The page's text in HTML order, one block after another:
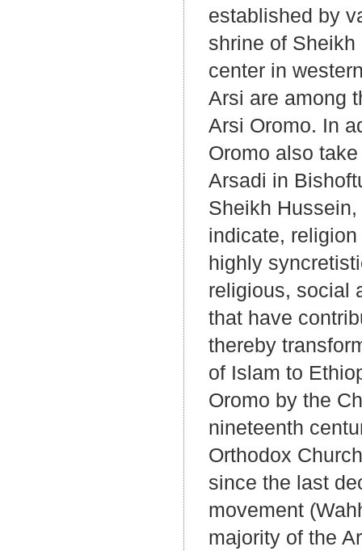
established by
shrine of
center in
Arsi are among
Arsi Oromo. In
Oromo also
Arsadi in
Sheikh
indicate,
highly
religious, social
that have
thereby
of Islam to
Oromo by the
nineteenth
Orthodox
since the last
movement
majority of the